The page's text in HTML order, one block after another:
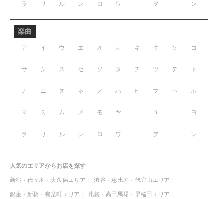
ラ リ ル レ ロ ワ ヲ ン
楽曲
ア イ ウ エ オ
サ シ ス セ ソ
ナ ニ ヌ ネ ノ
マ ミ ム メ モ
ラ リ ル レ ロ
カ キ ク ケ コ
タ チ ツ テ ト
ハ ヒ フ ヘ ホ
ヤ ユ ヨ
ワ ヲ ン
人気のエリアからお店を探す
新宿・代々木・大久保エリア 渋谷・恵比寿・代官山エリア
銀座・新橋・有楽町エリア 池袋・高田馬場・早稲田エリア